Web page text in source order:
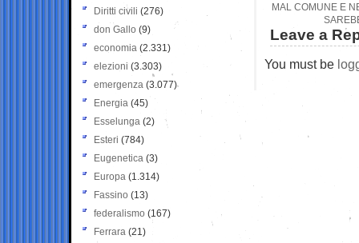
MAL COMUNE E
Leave a
You must be
Diritti civili (276)
don Gallo (9)
economia (2.331)
elezioni (3.303)
emergenza (3.077)
Energia (45)
Esselunga (2)
Esteri (784)
Eugenetica (3)
Europa (1.314)
Fassino (13)
federalismo (167)
Ferrara (21)